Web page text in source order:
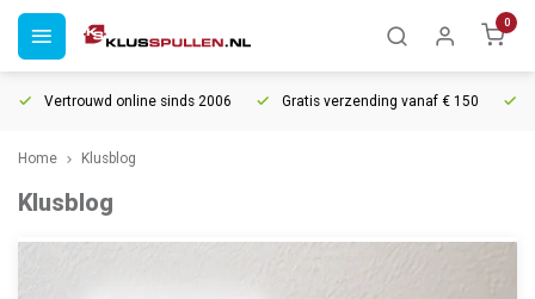
0
Vertrouwd online sinds 2006 Gratis verzending vanaf € 150
Home Klusblog
Klusblog